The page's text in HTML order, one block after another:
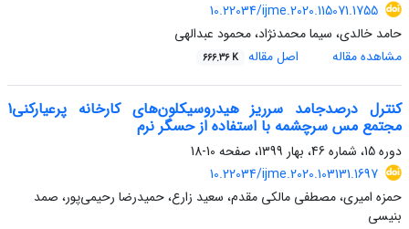
10.22034/ijme.2020.115071.1755
حامد خالدی، سیما محمدنژاد، محمود عبدالهی
مشاهده مقاله
اصل مقاله 666.36 K
کنترل درصدجامد سرریز هیدروسیکلون‌های کارخانه پرعیارکنی1
مجتمع مس سرچشمه با استفاده از حسگر نرم‌
دوره 15، شماره 46، بهار 1399، صفحه
10-18
10.22034/ijme.2020.103131.1697
حمزه امیری، مصطفی مالکی مقدم، سعید زارع، حمید‌رضا رحیمی‌پور، صمد
بنیسی